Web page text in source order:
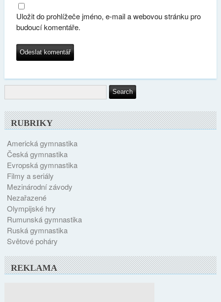
Uložit do prohlížeče jméno, e-mail a webovou stránku pro
budoucí komentáře.
RUBRIKY
Americká gymnastika
Česká gymnastika
Evropská gymnastika
Filmy a seriály
Mezinárodní závody
Nezařazené
Olympijské hry
Rumunská gymnastika
Ruská gymnastika
Světové poháry
REKLAMA